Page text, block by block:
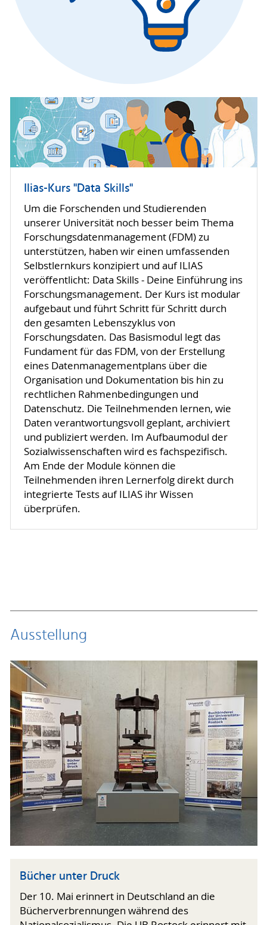
Ilias-Kurs "Data Skills"
Um die Forschenden und Studierenden
unserer Universität noch besser beim Thema
Forschungsdatenmanagement (FDM) zu
unterstützen, haben wir einen umfassenden
Selbstlernkurs konzipiert und auf ILIAS
veröffentlicht: Data Skills - Deine Einführung ins
Forschungsmanagement. Der Kurs ist modular
aufgebaut und führt Schritt für Schritt durch
den gesamten Lebenszyklus von
Forschungsdaten. Das Basismodul legt das
Fundament für das FDM, von der Erstellung
eines Datenmanagementplans über die
Organisation und Dokumentation bis hin zu
rechtlichen Rahmenbedingungen und
Datenschutz. Die Teilnehmenden lernen, wie
Daten verantwortungsvoll geplant, archiviert
und publiziert werden. Im Aufbaumodul der
Sozialwissenschaften wird es fachspezifisch.
Am Ende der Module können die
Teilnehmenden ihren Lernerfolg direkt durch
integrierte Tests auf ILIAS ihr Wissen
überprüfen.
Ausstellung
Bücher unter Druck
Der 10. Mai erinnert in Deutschland an die
Bücherverbrennungen während des